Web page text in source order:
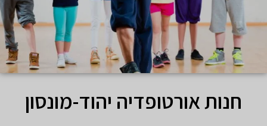
חנות אורטופדיה יהוד-מונסון